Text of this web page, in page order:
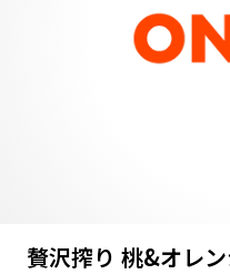
贅沢搾り 桃&オレ